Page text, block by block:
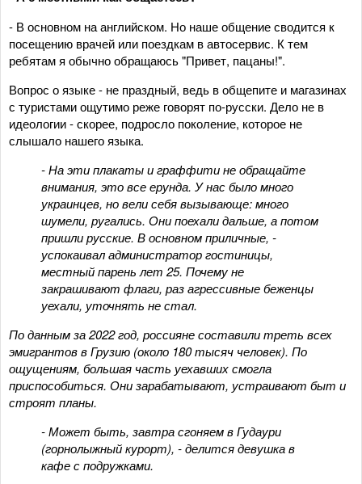
- В основном на английском. Но наше общение сводится к
посещению врачей или поездкам в автосервис. К тем
ребятам я обычно обращаюсь "Привет, пацаны!".
Вопрос о языке - не праздный, ведь в общепите и магазинах
с туристами ощутимо реже говорят по-русски. Дело не в
идеологии - скорее, подросло поколение, которое не
слышало нашего языка.
- На эти плакаты и граффити не обращайте
внимания, это все ерунда. У нас было много
украинцев, но вели себя вызывающе: много
шумели, ругались. Они поехали дальше, а потом
пришли русские. В основном приличные, -
успокаивал администратор гостиницы,
местный парень лет 25. Почему не
закрашивают флаги, раз агрессивные беженцы
уехали, уточнять не стал.
По данным за 2022 год, россияне составили треть всех
эмигрантов в Грузию (около 180 тысяч человек). По
ощущениям, большая часть уехавших смогла
приспособиться. Они зарабатывают, устраивают быт и
строят планы.
- Может быть, завтра сгоняем в Гудаури
(горнолыжный курорт), - делится девушка в
кафе с подружками.